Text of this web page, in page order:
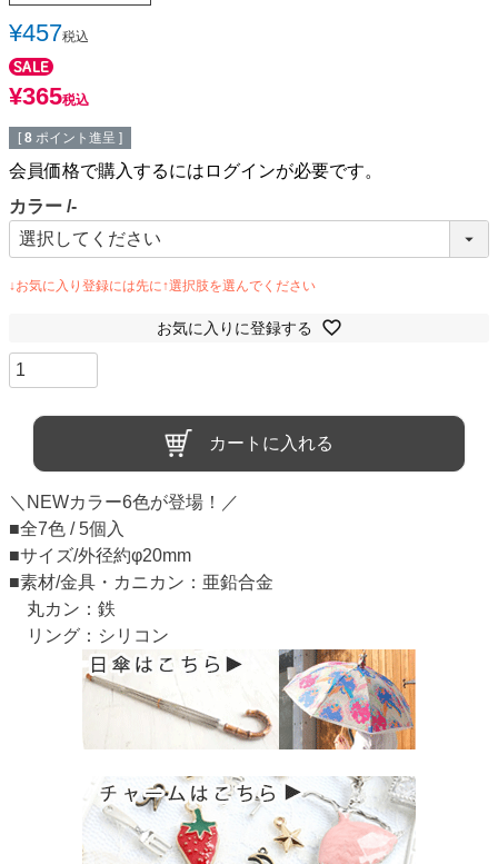
¥457税込
¥365税込
[ 8 ポイント進呈 ]
会員価格で購入するにはログインが必要です。
カラー -
お気に入りに登録する
カートに入れる
＼NEWカラー6色が登場！／
■全7色 / 5個入
■サイズ/外径約φ20mm
■素材/金具・カニカン：亜鉛合金
丸カン：鉄
リング：シリコン